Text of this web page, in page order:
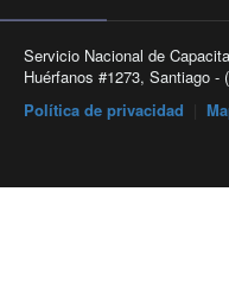
Servicio Nacional de
Huérfanos #1273, Santiago
Política de privacidad